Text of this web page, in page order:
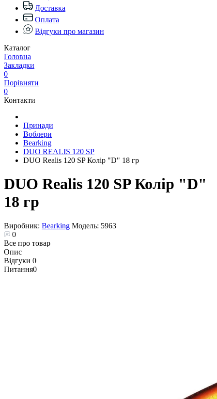
Доставка
Оплата
Відгуки про магазин
Каталог
Головна
Закладки
0
Порівняти
0
Контакти
Принади
Воблери
Bearking
DUO REALIS 120 SP
DUO Realis 120 SP Колір "D" 18 гр
DUO Realis 120 SP Колір "D"
18 гр
Виробник: Bearking Модель: 5963
0
Все про товар
Опис
Відгуки 0
Питання0